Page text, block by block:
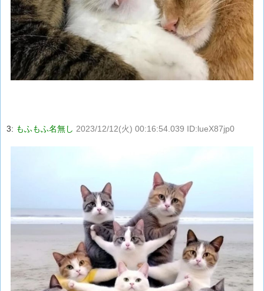
3: もふもふ名無し 2023/12/12(火) 00:16:54.039 ID:lueX87jp0